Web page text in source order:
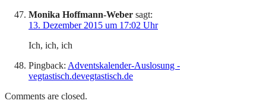
Monika Hoffmann-Weber sagt:
13. Dezember 2015 um 17:02 Uhr
Ich, ich, ich
Pingback: Adventskalender-Auslosung -
vegtastisch.devegtastisch.de
Comments are closed.